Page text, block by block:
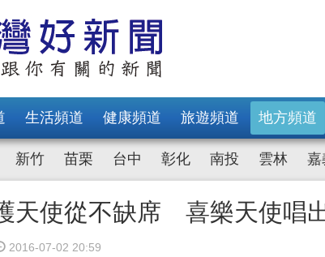
生活頻道 健康頻道 旅遊頻道 地方頻道
新竹 苗栗 台中 彰化 南投 雲林 嘉
天使從不缺席 喜樂天使唱
2016-07-02 20:59